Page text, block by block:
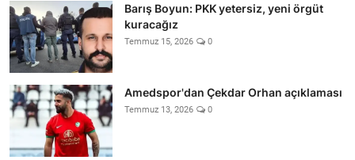
Barış Boyun: PKK yetersiz, yeni örgüt
kuracağız
Temmuz 15, 2026 0
Amedspor'dan Çekdar Orhan açıklaması
Temmuz 13, 2026 0